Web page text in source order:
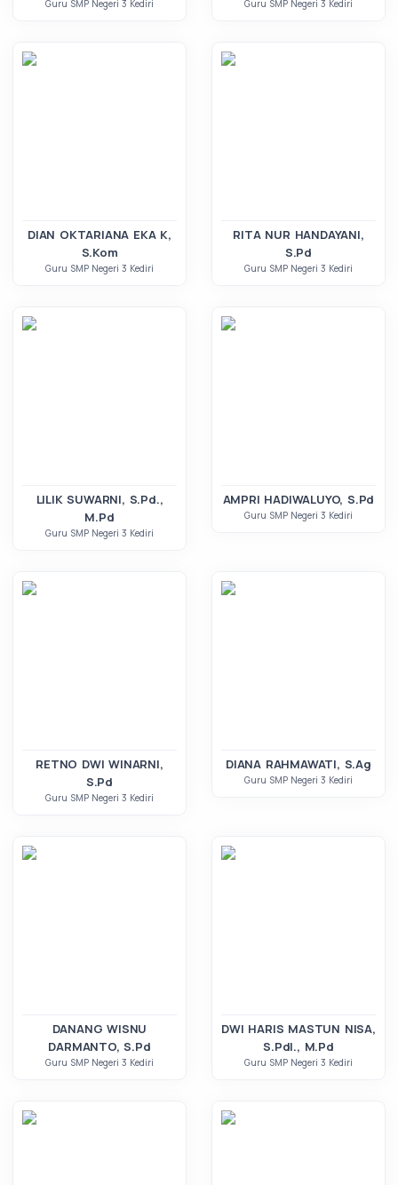
Guru SMP Negeri 3 Kediri Guru SMP Negeri 3 Kediri
DIAN OKTARIANA EKA K,
S.Kom
Guru SMP Negeri 3 Kediri
RITA NUR HANDAYANI,
S.Pd
Guru SMP Negeri 3 Kediri
LILIK SUWARNI, S.Pd.,
M.Pd
Guru SMP Negeri 3 Kediri
AMPRI HADIWALUYO, S.Pd
Guru SMP Negeri 3 Kediri
RETNO DWI WINARNI,
S.Pd
Guru SMP Negeri 3 Kediri
DIANA RAHMAWATI, S.Ag
Guru SMP Negeri 3 Kediri
DANANG WISNU
DARMANTO, S.Pd
Guru SMP Negeri 3 Kediri
DWI HARIS MASTUN NISA,
S.PdI., M.Pd
Guru SMP Negeri 3 Kediri